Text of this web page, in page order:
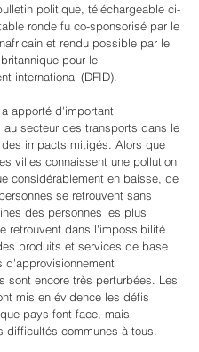
politique, téléchargeable ci-
ronde fu co-sponsorisé par le
et rendu possible par le
pour le
international (DFID).
a apporté d'important
au secteur des transports dans le
impacts mitigés. Alors que
villes connaissent une pollution
considérablement en baisse, de
se retrouvent sans
des personnes les plus
retrouvent dans l'impossibilité
produits et services de base
d'approvisionnement
sont encore très perturbées. Les
mis en évidence les défis
pays font face, mais
difficultés communes à tous.